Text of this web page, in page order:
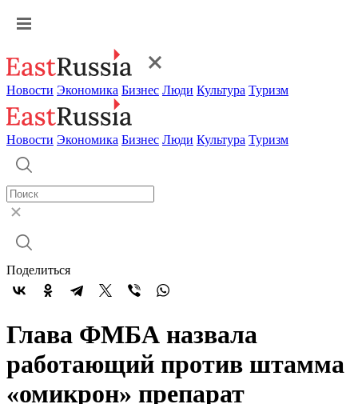
Новости Экономика Бизнес Люди Культура Туризм
Новости Экономика Бизнес Люди Культура Туризм
Поделиться
Глава ФМБА назвала
работающий против штамма
«омикрон» препарат